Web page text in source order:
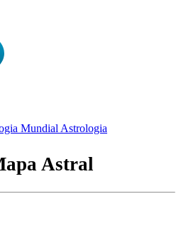
Mundial Astrologia
Astral